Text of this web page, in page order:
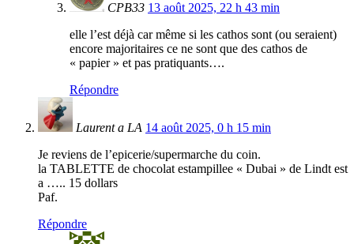
CPB33 13 août 2025, 22 h 43 min
elle l’est déjà car même si les cathos sont (ou seraient)
encore majoritaires ce ne sont que des cathos de
« papier » et pas pratiquants….
Répondre
Laurent a LA 14 août 2025, 0 h 15 min
Je reviens de l’epicerie/supermarche du coin.
la TABLETTE de chocolat estampillee « Dubai » de Lindt est
a ….. 15 dollars
Paf.
Répondre